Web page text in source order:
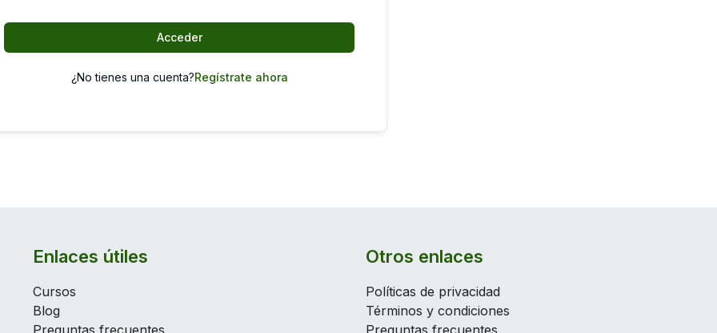
Acceder
¿No tienes una cuenta?Regístrate ahora
Enlaces útiles
Cursos
Blog
Otros enlaces
Políticas de privacidad
Términos y condiciones